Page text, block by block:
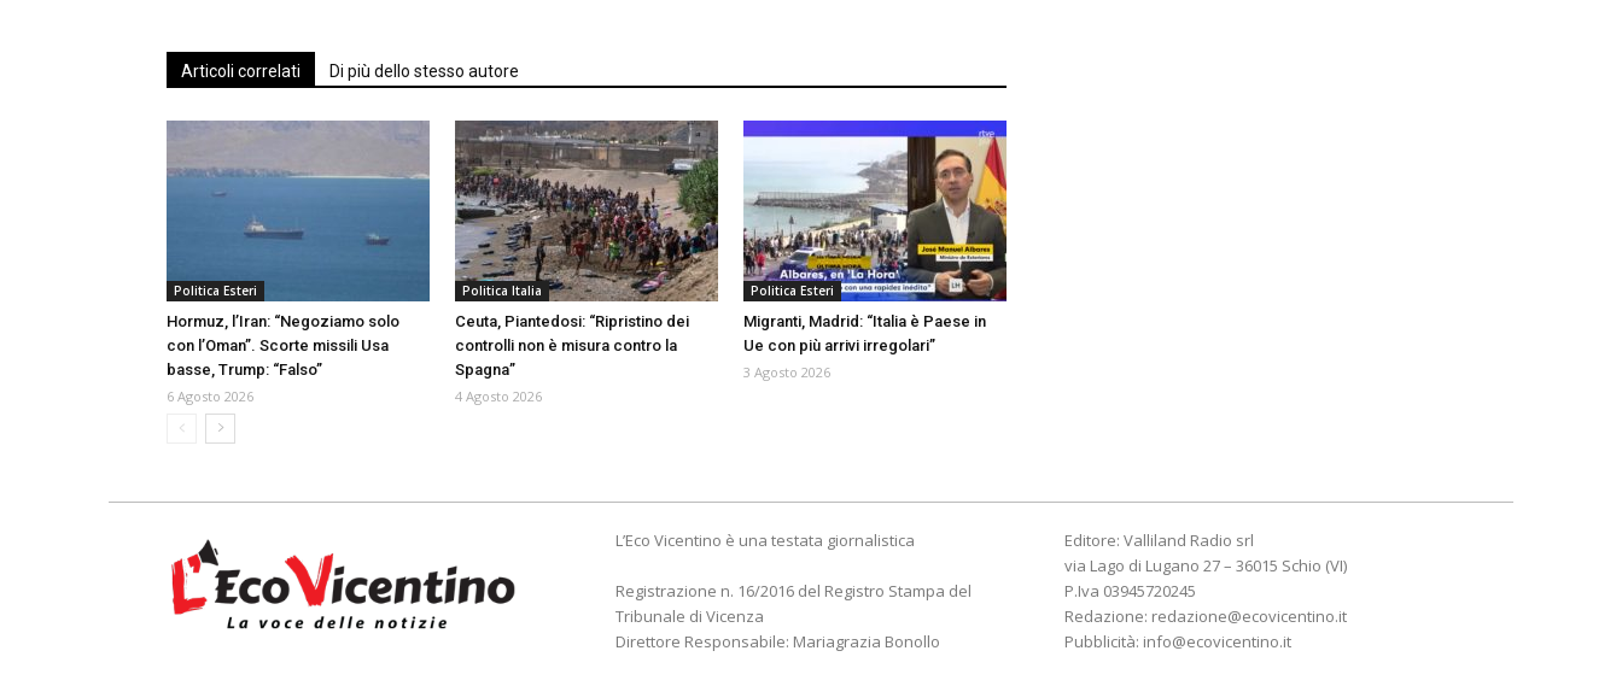
Articoli correlati Di più dello stesso autore
Politica Esteri
Hormuz, l’Iran: “Negoziamo solo
con l’Oman”. Scorte missili Usa
basse, Trump: “Falso”
6 Agosto 2026
Politica Italia
Ceuta, Piantedosi: “Ripristino dei
controlli non è misura contro la
Spagna”
4 Agosto 2026
Politica Esteri
Migranti, Madrid: “Italia è Paese in
Ue con più arrivi irregolari”
3 Agosto 2026
L’Eco Vicentino è una testata giornalistica
Registrazione n. 16/2016 del Registro Stampa del
Tribunale di Vicenza
Direttore Responsabile: Mariagrazia Bonollo
Editore: Valliland Radio srl
via Lago di Lugano 27 – 36015 Schio (VI)
P.Iva 03945720245
Redazione: redazione@ecovicentino.it
Pubblicità: info@ecovicentino.it